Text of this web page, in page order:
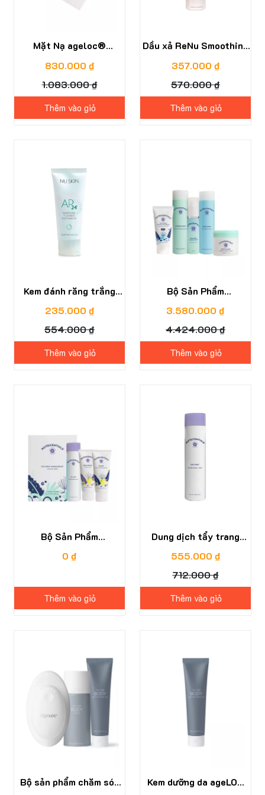
Mặt Nạ ageloc®
Galvanic Spa®
830.000 ₫
1.083.000 ₫
Thêm vào giỏ
Dầu xả ReNu Smoothing
Conditioner
357.000 ₫
570.000 ₫
Thêm vào giỏ
Kem đánh răng trắng
sáng AP24 Whitening
235.000 ₫
554.000 ₫
Thêm vào giỏ
Bộ Sản Phẩm
Nutricentials
Thường/ Da Khô
3.580.000 ₫
4.424.000 ₫
Thêm vào giỏ
Bộ Sản Phẩm
Nutricentials
0 ₫
Thêm vào giỏ
Dung dịch tẩy trang
Nutricentials Day Away
555.000 ₫
712.000 ₫
Thêm vào giỏ
Bộ sản phẩm chăm sóc
Kem dưỡng da ageLOC